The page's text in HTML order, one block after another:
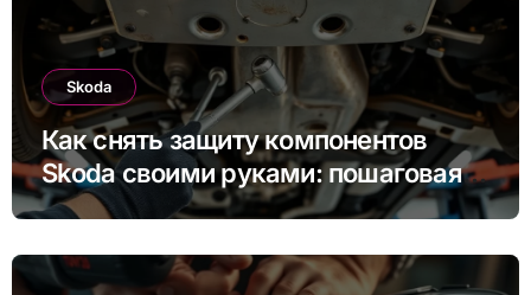
Skoda
Как снять защиту компонентов
Skoda своими руками: пошаговая
инструкция для Rapid, Octavia и